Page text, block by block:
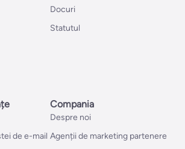
Docuri
Statutul
de e-mail
Compania
Despre noi
Agenții de marketing partenere